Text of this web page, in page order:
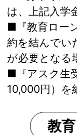
は、上記入学
■『教育ロー
約を結んでい
が必要となる
■『アスク生
10,000円）を
教